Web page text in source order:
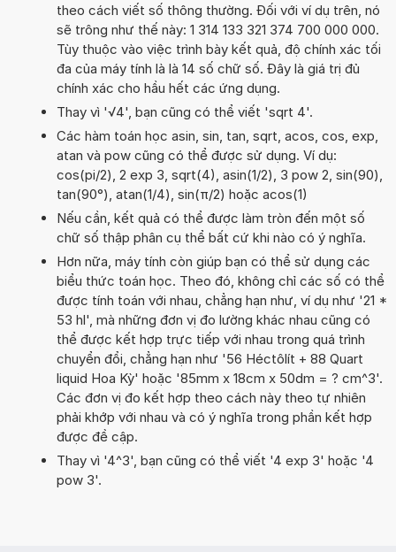
theo cách viết số thông thường. Đối với ví dụ trên, nó
sẽ trông như thế này: 1 314 133 321 374 700 000 000.
Tùy thuộc vào việc trình bày kết quả, độ chính xác tối
đa của máy tính là là 14 số chữ số. Đây là giá trị đủ
chính xác cho hầu hết các ứng dụng.
Thay vì '√4', bạn cũng có thể viết 'sqrt 4'.
Các hàm toán học asin, sin, tan, sqrt, acos, cos, exp,
atan và pow cũng có thể được sử dụng. Ví dụ:
cos(pi/2), 2 exp 3, sqrt(4), asin(1/2), 3 pow 2, sin(90),
tan(90°), atan(1/4), sin(π/2) hoặc acos(1)
Nếu cần, kết quả có thể được làm tròn đến một số
chữ số thập phân cụ thể bất cứ khi nào có ý nghĩa.
Hơn nữa, máy tính còn giúp bạn có thể sử dụng các
biểu thức toán học. Theo đó, không chỉ các số có thể
được tính toán với nhau, chẳng hạn như, ví dụ như '21 *
53 hl', mà những đơn vị đo lường khác nhau cũng có
thể được kết hợp trực tiếp với nhau trong quá trình
chuyển đổi, chẳng hạn như '56 Héctôlít + 88 Quart
liquid Hoa Kỳ' hoặc '85mm x 18cm x 50dm = ? cm^3'.
Các đơn vị đo kết hợp theo cách này theo tự nhiên
phải khớp với nhau và có ý nghĩa trong phần kết hợp
được đề cập.
Thay vì '4^3', bạn cũng có thể viết '4 exp 3' hoặc '4
pow 3'.